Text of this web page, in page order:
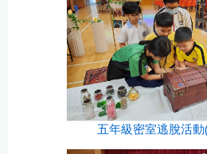
五年級密室逃脫活